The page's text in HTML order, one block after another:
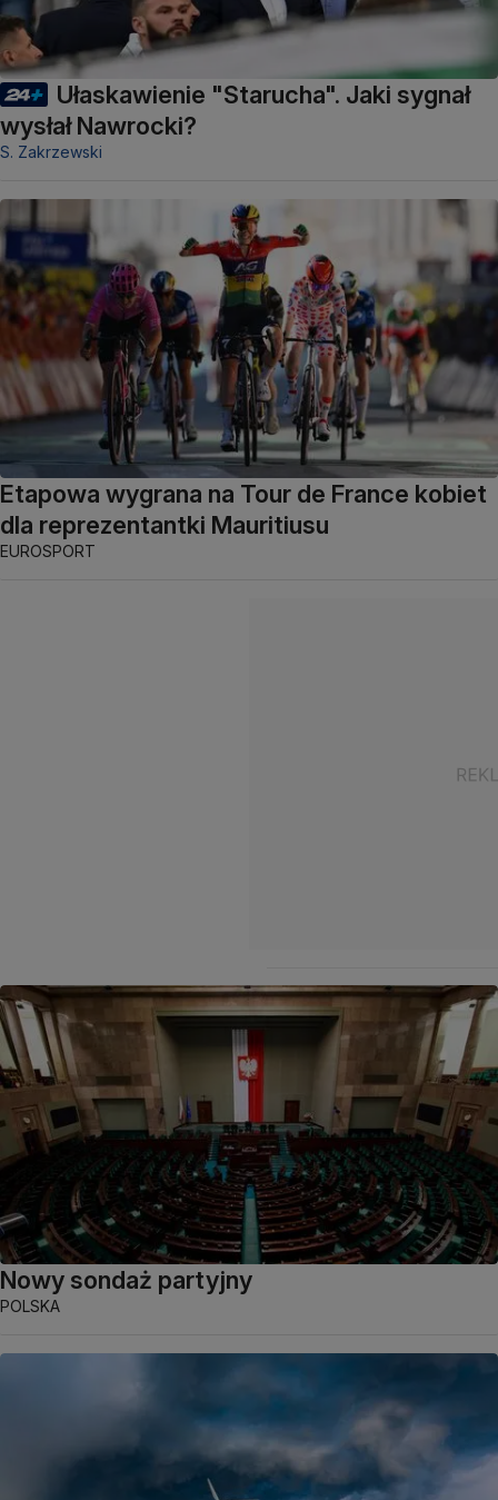
Ułaskawienie "Starucha". Jaki sygnał
wysłał Nawrocki?
S. Zakrzewski
Etapowa wygrana na Tour de France kobiet
dla reprezentantki Mauritiusu
EUROSPORT
Nowy sondaż partyjny
POLSKA